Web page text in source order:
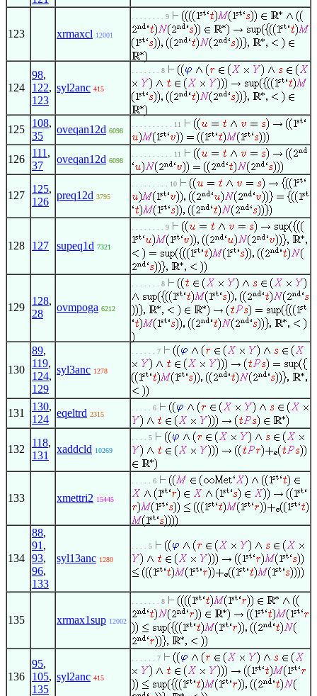
123 xrmaxcl 12001
. . . . . . . . 9
124
98,
122,
123
syl2anc 415
. . . . . . . 8
125
108,
35
oveqan12d 6098
. . . . . . . . . . 11
126
111 ,
37
oveqan12d 6098
. . . . . . . . . . 11
127
125,
126
preq12d 3795
. . . . . . . . . 10
128 127 supeq1d 7321
. . . . . . . . 9
129
128,
28
ovmpoga 6212
. . . . . . . 8
130
89,
119,
124,
129
syl3anc 1278
. . . . . . 7
131
130,
124
eqeltrd 2315
. . . . . 6
132
118,
131
xaddcld 10269
. . . . 5
133 xmettri2 15445
. . . . . 6
134
88,
91 ,
93,
96,
133
syl13anc 1280
. . . . 5
135 xrmax1sup 12002
. . . . . . . 8
136
95,
105,
135
syl2anc 415
. . . . . . 7